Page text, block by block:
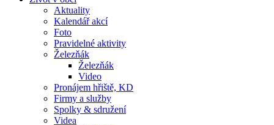
Aktuality
Kalendář akcí
Foto
Pravidelné aktivity
Železňák
Železňák
Video
Pronájem hřiště, KD
Firmy a služby
Spolky & sdružení
Videa